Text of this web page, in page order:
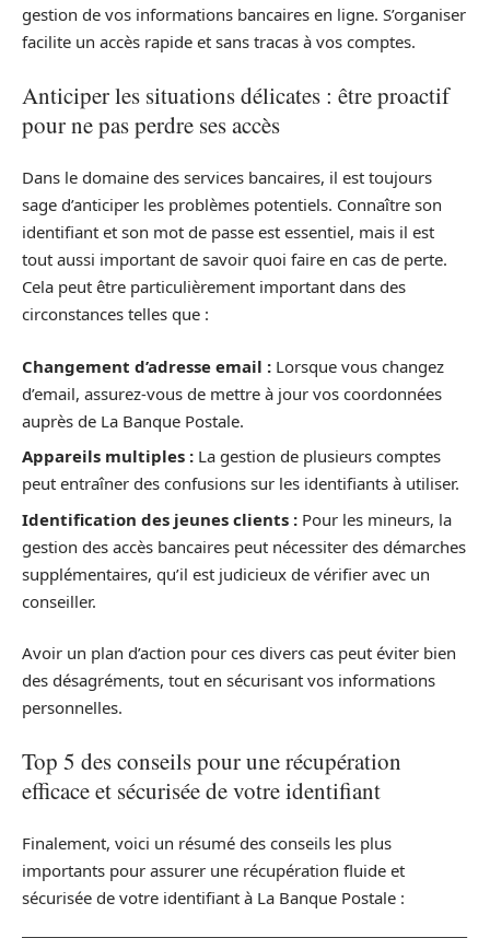
gestion de vos informations bancaires en ligne. S’organiser
facilite un accès rapide et sans tracas à vos comptes.
Anticiper les situations délicates : être proactif
pour ne pas perdre ses accès
Dans le domaine des services bancaires, il est toujours
sage d’anticiper les problèmes potentiels. Connaître son
identifiant et son mot de passe est essentiel, mais il est
tout aussi important de savoir quoi faire en cas de perte.
Cela peut être particulièrement important dans des
circonstances telles que :
Changement d’adresse email : Lorsque vous changez
d’email, assurez-vous de mettre à jour vos coordonnées
auprès de La Banque Postale.
Appareils multiples : La gestion de plusieurs comptes
peut entraîner des confusions sur les identifiants à utiliser.
Identification des jeunes clients : Pour les mineurs, la
gestion des accès bancaires peut nécessiter des démarches
supplémentaires, qu’il est judicieux de vérifier avec un
conseiller.
Avoir un plan d’action pour ces divers cas peut éviter bien
des désagréments, tout en sécurisant vos informations
personnelles.
Top 5 des conseils pour une récupération
efficace et sécurisée de votre identifiant
Finalement, voici un résumé des conseils les plus
importants pour assurer une récupération fluide et
sécurisée de votre identifiant à La Banque Postale :